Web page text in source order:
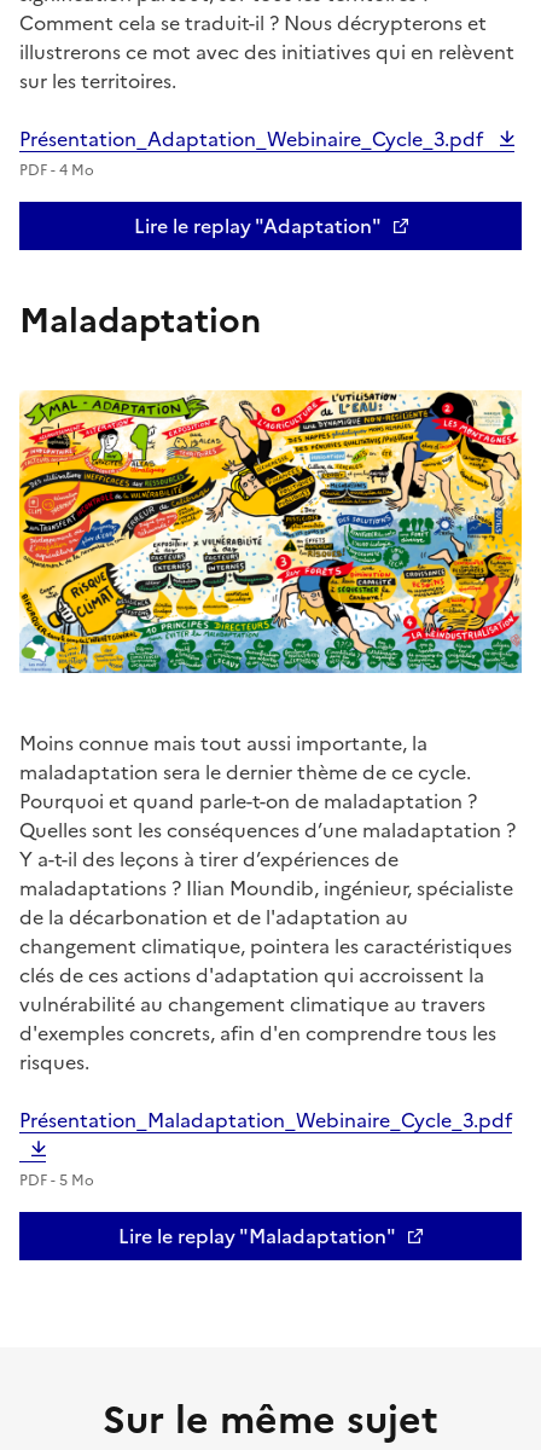
Comment cela se traduit-il ? Nous décrypterons et
illustrerons ce mot avec des initiatives qui en relèvent
sur les territoires.
Présentation_Adaptation_Webinaire_Cycle_3.pdf
PDF - 4 Mo
Lire le replay "Adaptation"
Maladaptation
Moins connue mais tout aussi importante, la
maladaptation sera le dernier thème de ce cycle.
Pourquoi et quand parle-t-on de maladaptation ?
Quelles sont les conséquences d’une maladaptation ?
Y a-t-il des leçons à tirer d’expériences de
maladaptations ? Ilian Moundib, ingénieur, spécialiste
de la décarbonation et de l'adaptation au
changement climatique, pointera les caractéristiques
clés de ces actions d'adaptation qui accroissent la
vulnérabilité au changement climatique au travers
d'exemples concrets, afin d'en comprendre tous les
risques.
Présentation_Maladaptation_Webinaire_Cycle_3.pdf
PDF - 5 Mo
Lire le replay "Maladaptation"
Sur le même sujet